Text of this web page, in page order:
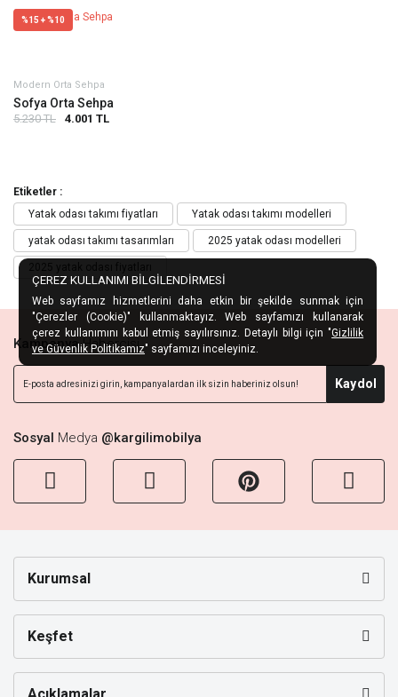
%15 + %10
Modern Orta Sehpa
Sofya Orta Sehpa
5.230 TL 4.001 TL
Etiketler :
Yatak odası takımı fiyatları
Yatak odası takımı modelleri
yatak odası takımı tasarımları 2025 yatak odası modelleri
KampanyaHabercisi
Kaydol
Sosyal Medya @kargilimobilya
Kurumsal
Keşfet
Açıklamalar
ÇEREZ KULLANIMI BİLGİLENDİRMESİ
Web sayfamız hizmetlerini daha etkin bir şekilde sunmak için
"Çerezler (Cookie)" kullanmaktayız. Web sayfamızı kullanarak
çerez kullanımını kabul etmiş sayılırsınız. Detaylı bilgi için "Gizlilik
ve Güvenlik Politikamız" sayfamızı inceleyiniz.